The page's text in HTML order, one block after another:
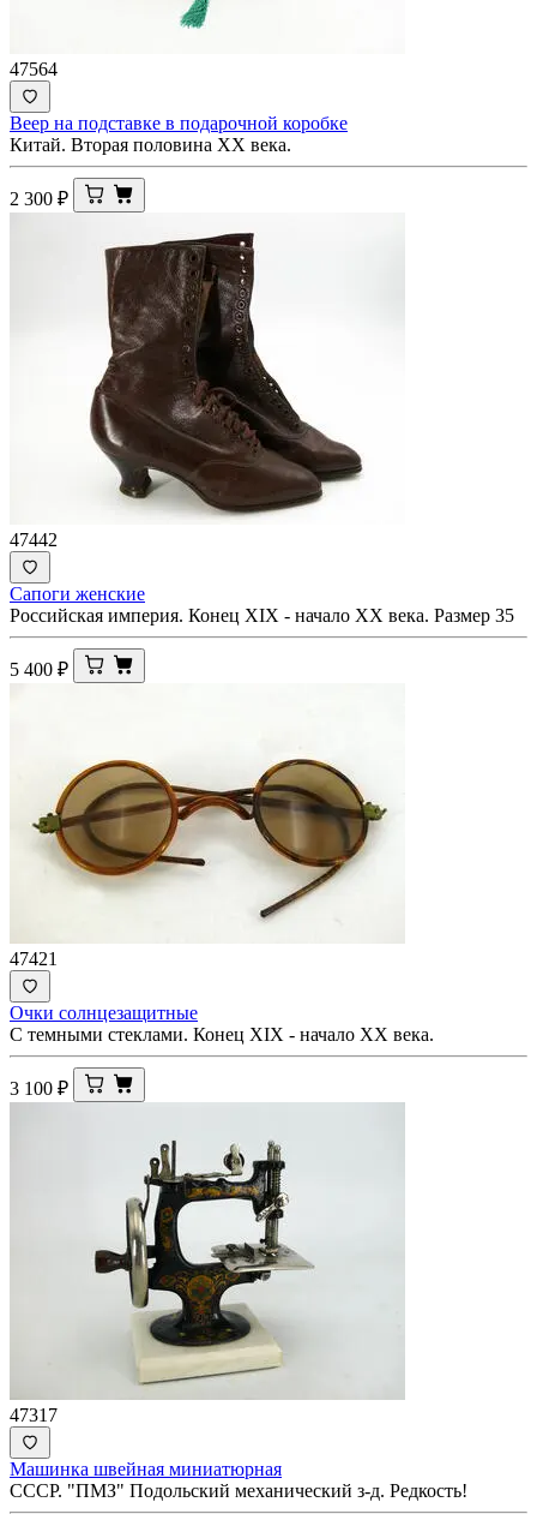
47564
Веер на подставке в подарочной коробке
Китай. Вторая половина ХХ века.
2 300 ₽
47442
Сапоги женские
Российская империя. Конец XIX - начало ХХ века. Размер 35
5 400 ₽
47421
Очки солнцезащитные
С темными стеклами. Конец XIX - начало ХХ века.
3 100 ₽
47317
Машинка швейная миниатюрная
СССР. "ПМЗ" Подольский механический з-д. Редкость!